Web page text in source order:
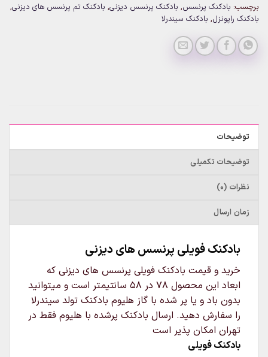
برچسب: بادکنک پرنسس, بادکنک پرنسس دیزنی, بادکنک تم پرنسس های دیزنی,
بادکنک راپونزل, بادکنک سیندرلا
توضیحات
توضیحات تکمیلی
نظرات (0)
زمان ارسال
بادکنک فویلی پرنسس های دیزنی
خرید و قیمت بادکنک فویلی پرنسس های دیزنی که
ابعاد این محصول 78 در 58 سانتیمتر است و میتوانید
بدون باد و یا پر شده با گاز هلیوم بادکنک تولد سیندرلا
را سفارش دهید. ارسال بادکنک پرشده با هلیوم فقط در
تهران امکان پذیر است
بادکنک فویلی